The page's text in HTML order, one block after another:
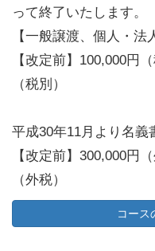
って終了いたします。
【一般譲渡、個人・法
【改定前】100,000円
（税別）
平成30年11月より名義
【改定前】300,000円
（外税）
コース